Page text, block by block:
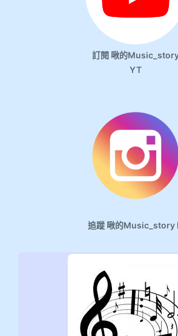
訂閱 啾的
YT
追蹤 啾的Music_story